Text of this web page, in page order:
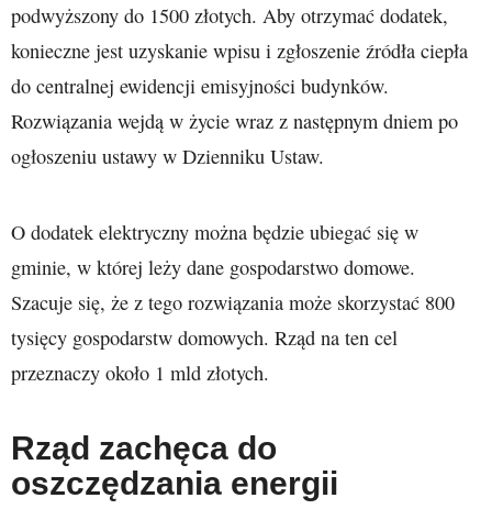
podwyższony do 1500 złotych. Aby otrzymać dodatek,
konieczne jest uzyskanie wpisu i zgłoszenie źródła ciepła
do centralnej ewidencji emisyjności budynków.
Rozwiązania wejdą w życie wraz z następnym dniem po
ogłoszeniu ustawy w Dzienniku Ustaw.
O dodatek elektryczny można będzie ubiegać się w
gminie, w której leży dane gospodarstwo domowe.
Szacuje się, że z tego rozwiązania może skorzystać 800
tysięcy gospodarstw domowych. Rząd na ten cel
przeznaczy około 1 mld złotych.
Rząd zachęca do
oszczędzania energii